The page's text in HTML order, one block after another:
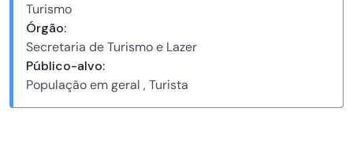
Turismo
Órgão:
Secretaria de Turismo e Lazer
Público-alvo:
População em geral , Turista